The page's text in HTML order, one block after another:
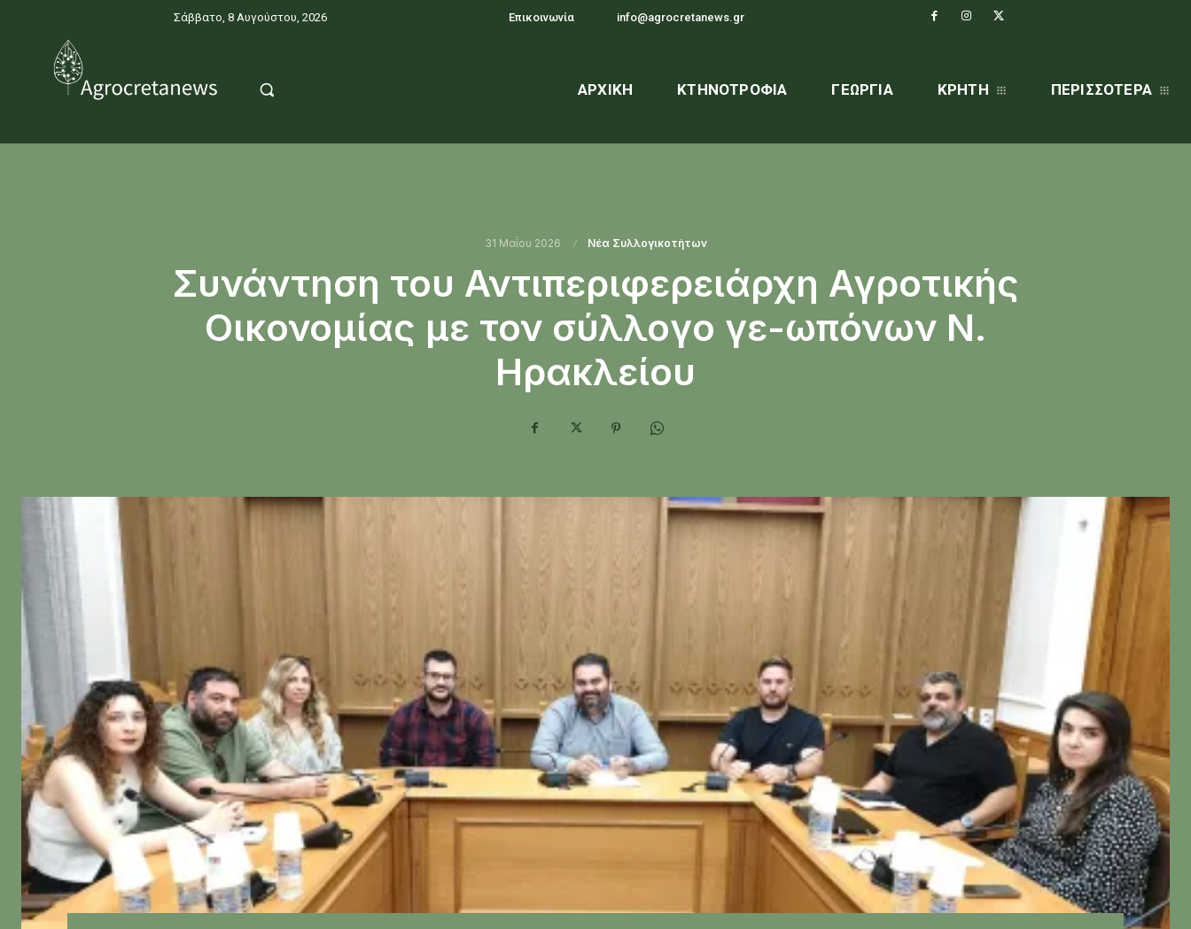
Σάββατο, 8 Αυγούστου, 2026 Επικοινωνία info@agrocretanews.gr
ΑΡΧΙΚΉ ΚΤΗΝΟΤΡΟΦΊΑ ΓΕΩΡΓΊΑ ΚΡΗΤΗ ΠΕΡΙΣΣΌΤΕΡΑ
31 Μαΐου 2026 Νέα Συλλογικοτήτων
Συνάντηση του Αντιπεριφερειάρχη Αγροτικής
Οικονομίας με τον σύλλογο γε-ωπόνων Ν.
Ηρακλείου